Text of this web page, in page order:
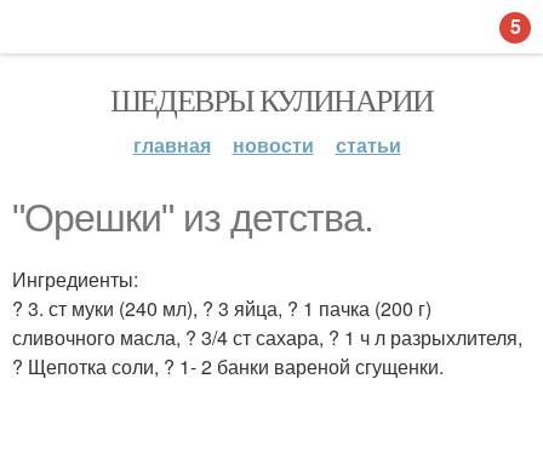
ШЕДЕВРЫ КУЛИНАРИИ
главная новости статьи
"Орешки" из детства.
Ингредиенты:
? 3. ст муки (240 мл), ? 3 яйца, ? 1 пачка (200 г)
сливочного масла, ? 3/4 ст сахара, ? 1 ч л разрыхлителя,
? Щепотка соли, ? 1- 2 банки вареной сгущенки.
5